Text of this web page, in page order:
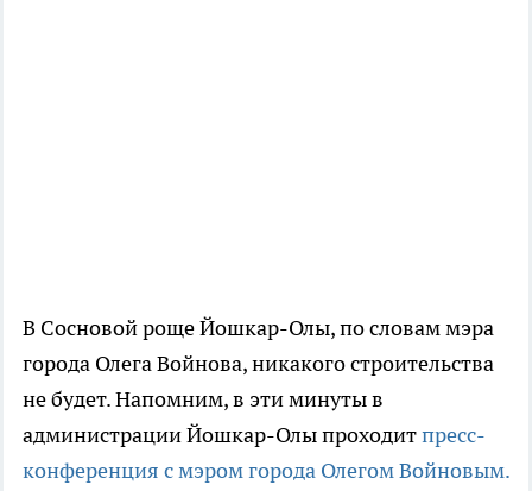
В Сосновой роще Йошкар-Олы, по словам мэра
города Олега Войнова, никакого строительства
не будет. Напомним, в эти минуты в
администрации Йошкар-Олы проходитпресс-
конференция с мэром города Олегом Войновым.